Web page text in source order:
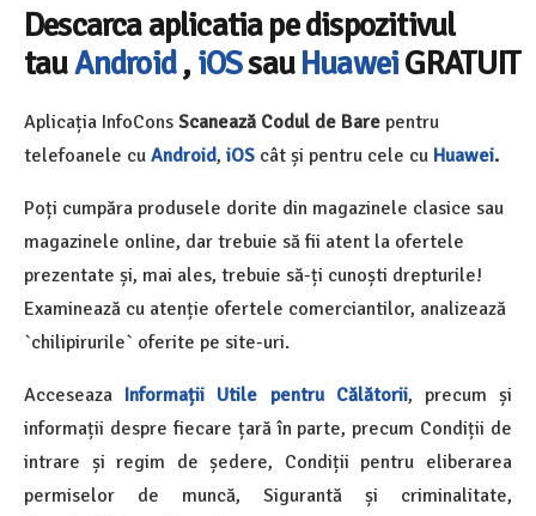
Descarca aplicatia pe dispozitivul
tauAndroid, iOSsauHuaweiGRATUIT
Aplicația InfoCons Scanează Codul de Bare pentru
telefoanele cu Android, iOS cât și pentru cele cu Huawei.
Poți cumpăra produsele dorite din magazinele clasice sau
magazinele online, dar trebuie să fii atent la ofertele
prezentate și, mai ales, trebuie să-ți cunoști drepturile!
Examinează cu atenție ofertele comerciantilor, analizează
`chilipirurile` oferite pe site-uri.
Acceseaza Informații Utile pentru Călătorii, precum și
informații despre fiecare țară în parte, precum Condiții de
intrare și regim de ședere, Condiții pentru eliberarea
permiselor de muncă, Sigurantă și criminalitate,